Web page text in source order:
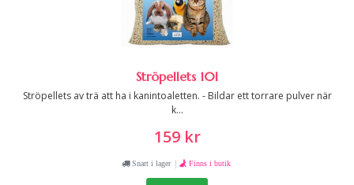
Ströpellets 10l
Ströpellets av trä att ha i kanintoaletten. - Bildar ett torrare pulver när
k...
159 kr
Snart i lager | Finns i butik